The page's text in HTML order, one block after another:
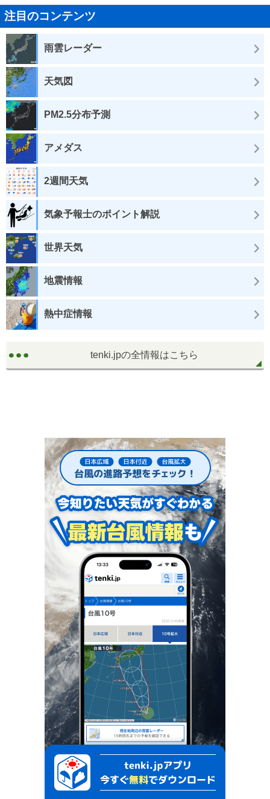
注目のコンテンツ
雨雲レーダー
天気図
PM2.5分布予測
アメダス
2週間天気
気象予報士のポイント解説
世界天気
地震情報
熱中症情報
tenki.jpの全情報はこちら